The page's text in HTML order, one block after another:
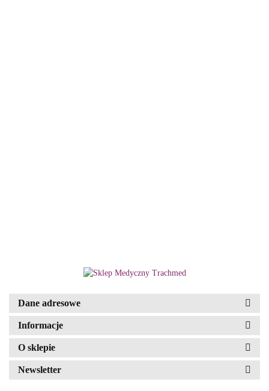
Dane adresowe
Informacje
O sklepie
Newsletter